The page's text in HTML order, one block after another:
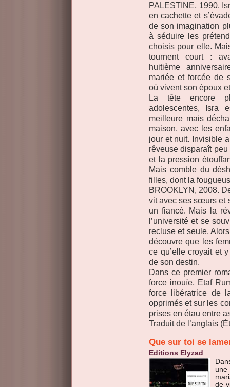
PALESTINE, 1990.
en cachette et
de son imagination
à séduire les
choisis pour elle.
tournent court :
huitième
mariée et forcée de
où vivent son époux
La tête encore
adolescentes, Isra
meilleure mais
maison, avec les
jour et nuit. Invisible
rêveuse disparaît
et la pression
Mais comble du
filles, dont la
BROOKLYN, 2008.
vit avec ses sœurs et
un fiancé. Mais la
l’université et se
recluse et seule.
découvre que les
ce qu’elle croyait et
de son destin.
Dans ce premier
force inouïe, Etaf
force libératrice de
opprimés et sur les
prises en étau entre
Traduit de l’anglais (É
Que sur toi se
Editions Elyzad
de